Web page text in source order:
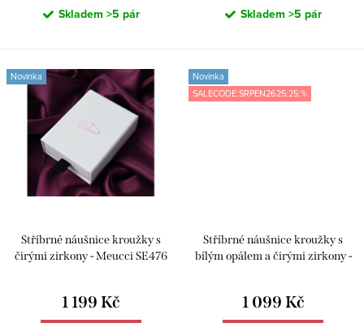
Skladem >5 pár Skladem >5 pár
Novinka
Stříbrné náušnice kroužky s
čirými zirkony - Meucci SE476
1 199 Kč
Novinka
SALECODE:SRPEN2625:25:%
Stříbrné náušnice kroužky s
bílým opálem a čirými zirkony -
1 099 Kč